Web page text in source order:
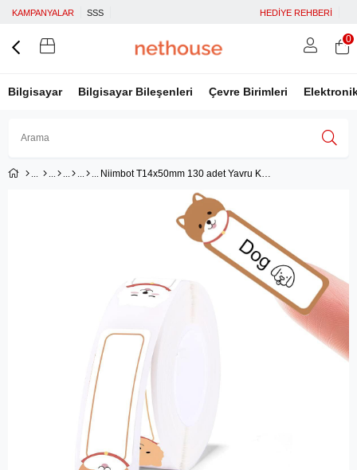
KAMPANYALAR SSS HEDİYE REHBERİ
Bilgisayar Bilgisayar Bileşenleri Çevre Birimleri
Google İle Bağlan
0
Niimbot T14x50mm 130 adet Yavru Köpek Desenli Etiket (D11,D110,D101,H1S)